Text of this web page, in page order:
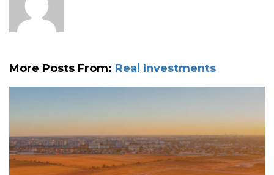
More Posts From: Real Investments